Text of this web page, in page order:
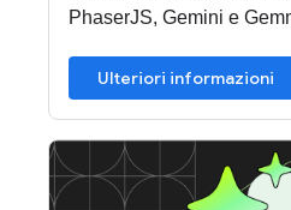
PhaserJS, Gemini e
Ulteriori informazioni